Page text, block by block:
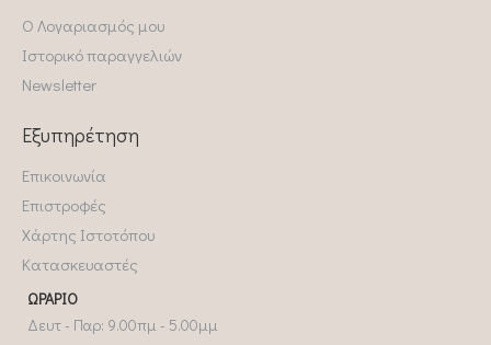
Ο Λογαριασμός μου
Ιστορικό παραγγελιών
Newsletter
Εξυπηρέτηση
Επικοινωνία
Επιστροφές
Χάρτης Ιστοτόπου
Κατασκευαστές
ΩΡΆΡΙΟ
Δευτ - Παρ: 9.00πμ - 5.00μμ